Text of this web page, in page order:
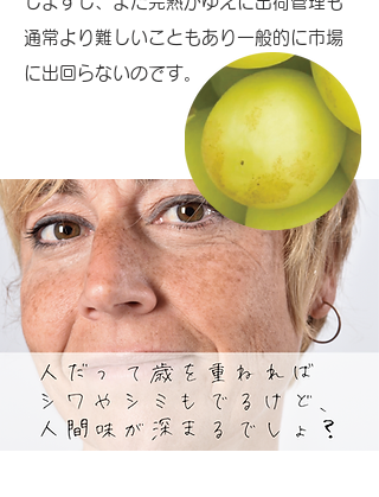
通常より難しいこともあり一般的に市場
に出回らないのです。